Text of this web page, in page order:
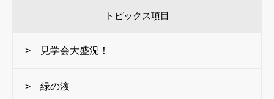
トピックス項目
> 見学会大盛況！
> 緑の液